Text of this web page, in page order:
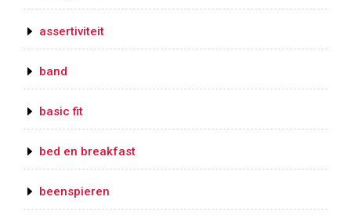
assertiviteit
band
basic fit
bed en breakfast
beenspieren